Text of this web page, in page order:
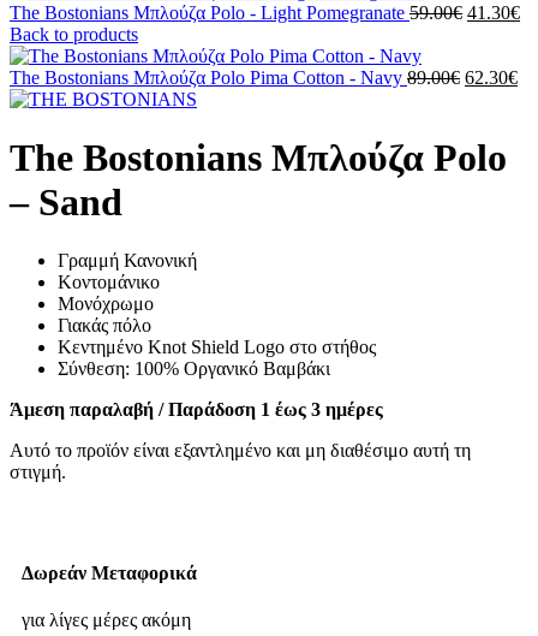
The Bostonians Μπλούζα Polo - Light Pomegranate 59.00€ 41.30€
Back to products
The Bostonians Μπλούζα Polo Pima Cotton - Navy 89.00€ 62.30€
The Bostonians Μπλούζα Polo
– Sand
Γραμμή Κανονική
Κοντομάνικο
Μονόχρωμο
Γιακάς πόλο
Κεντημένο Knot Shield Logo στο στήθος
Σύνθεση: 100% Οργανικό Βαμβάκι
Άμεση παραλαβή / Παράδοση 1 έως 3 ημέρες
Αυτό το προϊόν είναι εξαντλημένο και μη διαθέσιμο αυτή τη
στιγμή.
Δωρεάν Μεταφορικά
για λίγες μέρες ακόμη